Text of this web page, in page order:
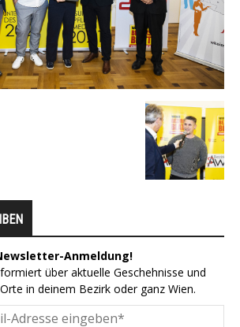
Anmeldung!
über aktuelle Geschehnisse und
in deinem Bezirk oder ganz Wien.